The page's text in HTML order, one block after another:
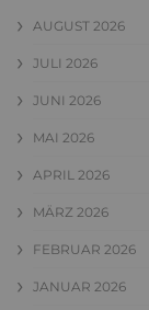
AUGUST 2026
JULI 2026
JUNI 2026
MAI 2026
APRIL 2026
MÄRZ 2026
FEBRUAR 2026
JANUAR 2026